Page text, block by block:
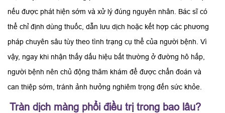
nếu được phát hiện sớm và xử lý đúng nguyên nhân. Bác sĩ có
thể chỉ định dùng thuốc, dẫn lưu dịch hoặc kết hợp các phương
pháp chuyên sâu tùy theo tình trạng cụ thể của người bệnh. Vì
vậy, ngay khi nhận thấy dấu hiệu bất thường ở đường hô hấp,
người bệnh nên chủ động thăm khám để được chẩn đoán và
can thiệp sớm, tránh ảnh hưởng nghiêm trọng đến sức khỏe.
Tràn dịch màng phổi điều trị trong bao lâu?